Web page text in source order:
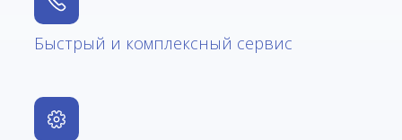
Быстрый и комплексный сервис